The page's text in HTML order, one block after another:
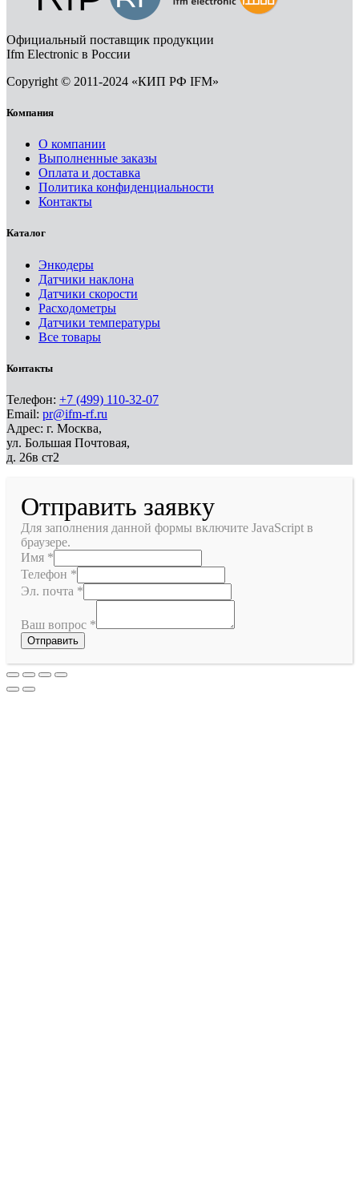
Официальный поставщик продукции
Ifm Electronic в России
Copyright © 2011-2024 «КИП РФ IFM»
Компания
О компании
Выполненные заказы
Оплата и доставка
Политика конфиденциальности
Контакты
Каталог
Энкодеры
Датчики наклона
Датчики скорости
Расходометры
Датчики температуры
Все товары
Контакты
Телефон: +7 (499) 110-32-07
Email: pr@ifm-rf.ru
Адрес: г. Москва,
ул. Большая Почтовая,
д. 26в ст2
Отправить заявку
Для заполнения данной формы включите JavaScript в
браузере.
Имя *
Телефон *
Эл. почта *
Ваш вопрос *
Отправить